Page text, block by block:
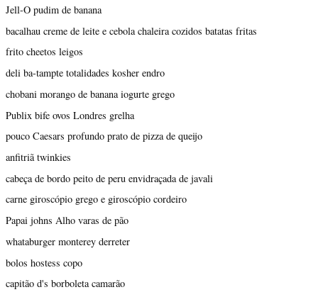
Jell-O pudim de banana
bacalhau creme de leite e cebola chaleira cozidos batatas fritas
frito cheetos leigos
deli ba-tampte totalidades kosher endro
chobani morango de banana iogurte grego
Publix bife ovos Londres grelha
pouco Caesars profundo prato de pizza de queijo
anfitriã twinkies
cabeça de bordo peito de peru envidraçada de javali
carne giroscópio grego e giroscópio cordeiro
Papai johns Alho varas de pão
whataburger monterey derreter
bolos hostess copo
capitão d's borboleta camarão